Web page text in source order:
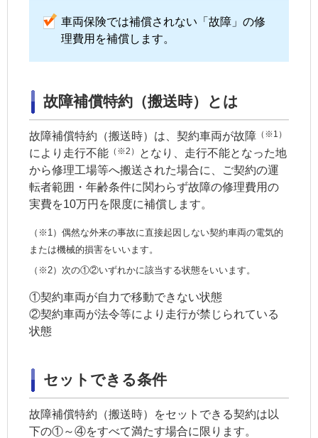
車両保険では補償されない「故障」の修
理費用を補償します。
故障補償特約（搬送時）とは
故障補償特約（搬送時）は、 契約車両が故障 （※1）
により走行不能 （※2）
となり、走行不能となった地
から修理工場等へ搬送された場合に、ご契約の運
転者範囲・ 年齢条件に関わらず故障の修理費用の
実費を10万円を限度に補償します。
（※1）偶然な外来の事故に直接起因しない契約車両の電気的
または機械的損害をいいます。
（※2）次の①②いずれかに該当する状態をいいます。
①契約車両が自力で移動できない状態
②契約車両が法令等により走行が禁じられている
状態
セットできる条件
故障補償特約（搬送時）をセットできる契約は以
下の①～④をすべて満たす場合に限ります。